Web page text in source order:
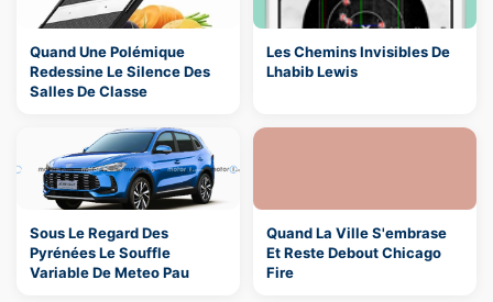
Quand Une Polémique
Redessine Le Silence Des
Salles De Classe
Les Chemins Invisibles De
Lhabib Lewis
Sous Le Regard Des
Pyrénées Le Souffle
Variable De Meteo Pau
Quand La Ville S'embrase
Et Reste Debout Chicago
Fire